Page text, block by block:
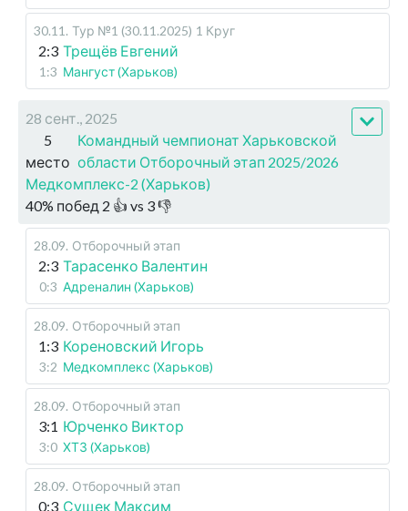
30.11 . Тур №1 (30.11.2025) 1 Круг
2:3 Трещёв Евгений
1:3 Мангуст (Харьков)
28 сент., 2025
5
место
Командный чемпионат Харьковской
области Отборочный этап 2025/2026
Медкомплекс-2 (Харьков)
40% побед 2 👍 vs 3👎
28.09. Отборочный этап
2:3 Тарасенко Валентин
0:3 Адреналин (Харьков)
28.09. Отборочный этап
1:3 Кореновский Игорь
3:2 Медкомплекс (Харьков)
28.09. Отборочный этап
3:1 Юрченко Виктор
3:0 ХТЗ (Харьков)
28.09. Отборочный этап
0:3 Сущек Максим